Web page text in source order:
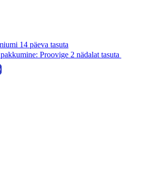
14 päeva tasuta
Proovige 2 nädalat tasuta